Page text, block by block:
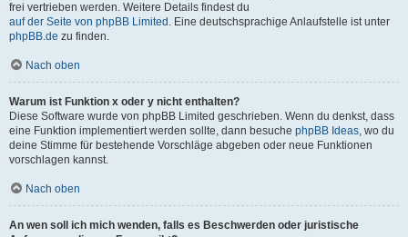
frei vertrieben werden. Weitere Details findest du
auf der Seite von phpBB Limited . Eine deutschsprachige Anlaufstelle ist unter
phpBB.de zu finden.
Nach oben
Warum ist Funktion x oder y nicht enthalten?
Diese Software wurde von phpBB Limited geschrieben. Wenn du denkst, dass
eine Funktion implementiert werden sollte, dann besuche phpBB Ideas, wo du
deine Stimme für bestehende Vorschläge abgeben oder neue Funktionen
vorschlagen kannst.
Nach oben
An wen soll ich mich wenden, falls es Beschwerden oder juristische